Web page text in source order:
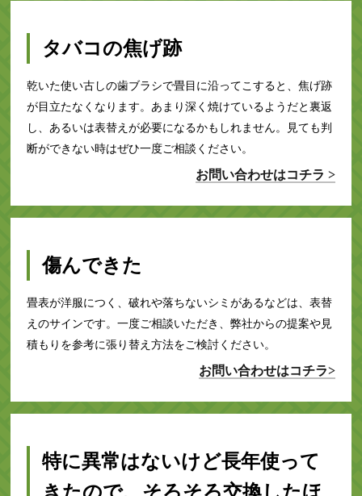
タバコの焦げ跡
乾いた使い古しの歯ブラシで畳目に沿ってこすると、焦げ跡
が目立たなくなります。あまり深く焼けているようだと裏返
し、あるいは表替えが必要になるかもしれません。見ても判
断ができない時はぜひ一度ご相談ください。
お問い合わせはコチラ >
傷んできた
畳表が洋服につく、破れや落ちないシミがあるなどは、表替
えのサインです。一度ご相談いただき、弊社からの提案や見
積もりを参考に張り替え方法をご検討ください。
お問い合わせはコチラ>
特に異常はないけど長年使って
きたので、そろそろ交換したほ